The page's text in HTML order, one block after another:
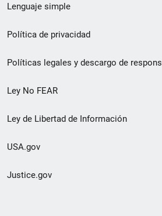
de
pie
de
página
Lenguaje simple
Política de privacidad
Políticas legales y descargo de
Ley No FEAR
Ley de Libertad de Información
USA.gov
Justice.gov